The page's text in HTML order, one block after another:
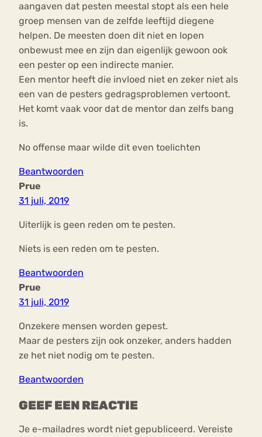
aangaven dat pesten meestal stopt als een hele
groep mensen van de zelfde leeftijd diegene
helpen. De meesten doen dit niet en lopen
onbewust mee en zijn dan eigenlijk gewoon ook
een pester op een indirecte manier.
Een mentor heeft die invloed niet en zeker niet als
een van de pesters gedragsproblemen vertoont.
Het komt vaak voor dat de mentor dan zelfs bang
is.
No offense maar wilde dit even toelichten
Beantwoorden
Prue
31 juli, 2019
Uiterlijk is geen reden om te pesten.
Niets is een reden om te pesten.
Beantwoorden
Prue
31 juli, 2019
Onzekere mensen worden gepest.
Maar de pesters zijn ook onzeker, anders hadden
ze het niet nodig om te pesten.
Beantwoorden
GEEF EEN REACTIE
Je e-mailadres wordt niet gepubliceerd. Vereiste